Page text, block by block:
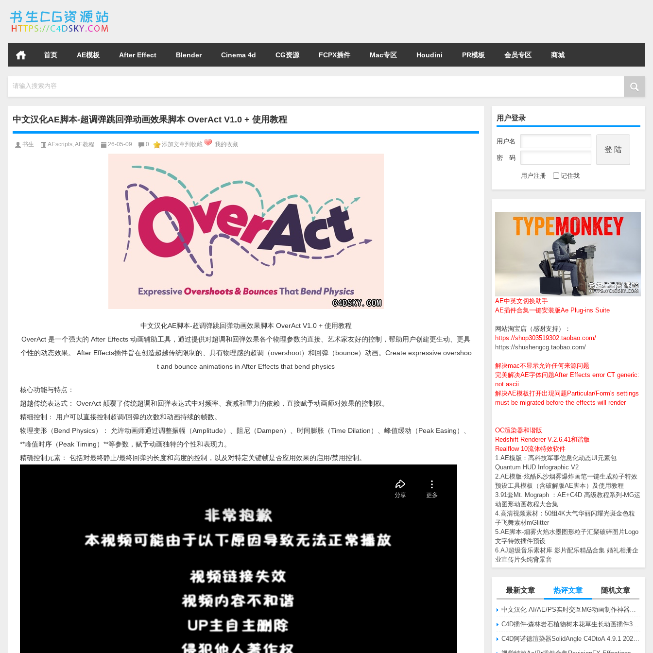
首页 AE模板 After Effect Blender Cinema 4d CG资源 FCPX插件 Mac专区 Houdini PR模板 会员专区 商城
请输入搜索内容
用户登录
用户名
密 码
用户注册 记住我
AE中英文切换助手
AE插件合集一键安装版Ae Plug-ins Suite
网站淘宝店（感谢支持）：
https://shop303519302.taobao.com/
https://shushengcg.taobao.com/
解决mac不显示允许任何来源问题
完美解决AE字体问题After Effects error CT generic:
not ascii
解决AE模板打开出现问题Particular/Form's settings
must be migrated before the effects will render
OC渲染器和谐版
Redshift Renderer V.2.6.41和谐版
Realflow 10流体特效软件
1.AE模版：高科技军事信息化动态UI元素包
Quantum HUD Infographic V2
2.AE模版-炫酷风沙烟雾爆炸画笔一键生成粒子特效
预设工具模板（含破解版AE脚本）及使用教程
3.91套Mt. Mograph ：AE+C4D 高级教程系列-MG运
动图形动画教程大合集
4.高清视频素材：50组4K大气华丽闪耀光斑金色粒
子飞舞素材mGlitter
5.AE脚本-烟雾火焰水墨图形粒子汇聚破碎图片Logo
文字特效插件预设
6.AJ超级音乐素材库 影片配乐精品合集 婚礼相册企
业宣传片头纯背景音
最新文章 热评文章 随机文章
中文汉化AE脚本-超调弹跳回弹动画效果脚本 OverAct V1.0 + 使用教程
书生 AEscripts,AE教程 26-05-09 0 添加文章到收藏 我的收藏
中文汉化AE脚本-超调弹跳回弹动画效果脚本 OverAct V1.0 + 使用教程
OverAct 是一个强大的 After Effects 动画辅助工具，通过提供对超调和回弹效果各个物理参数的直接、艺术家友好的控制，帮助用户创建更生动、更具
个性的动态效果。 After Effects插件旨在创造超越传统限制的、具有物理感的超调（overshoot）和回弹（bounce）动画。Create expressive overshoo
t and bounce animations in After Effects that bend physics
核心功能与特点：
超越传统表达式： OverAct 颠覆了传统超调和回弹表达式中对频率、衰减和重力的依赖，直接赋予动画师对效果的控制权。
精细控制： 用户可以直接控制超调/回弹的次数和动画持续的帧数。
物理变形（Bend Physics）： 允许动画师通过调整振幅（Amplitude）、阻尼（Dampen）、时间膨胀（Time Dilation）、峰值缓动（Peak Easing）、
**峰值时序（Peak Timing）**等参数，赋予动画独特的个性和表现力。
精确控制元素： 包括对最终静止/最终回弹的长度和高度的控制，以及对特定关键帧是否应用效果的启用/禁用控制。